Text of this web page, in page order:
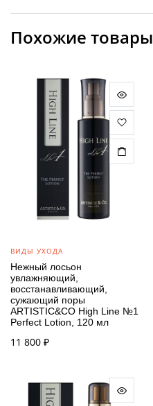
Похожие товары
ВИДЫ УХОДА
Нежный лосьон
увлажняющий,
восстанавливающий,
сужающий поры
ARTISTIC&CO High Line №1
Perfect Lotion, 120 мл
11 800 ₽